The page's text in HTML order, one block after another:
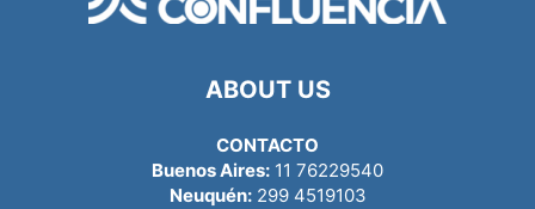
ABOUT US
CONTACTO
Buenos Aires: 11 76229540
Neuquén:299 4519103